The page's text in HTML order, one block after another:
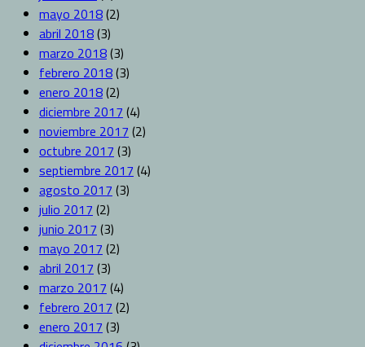
mayo 2018(2)
abril 2018(3)
marzo 2018(3)
febrero 2018(3)
enero 2018(2)
diciembre 2017 (4)
noviembre 2017 (2)
octubre 2017 (3)
septiembre 2017 (4)
agosto 2017 (3)
julio 2017 (2)
junio 2017 (3)
mayo 2017 (2)
abril 2017 (3)
marzo 2017 (4)
febrero 2017 (2)
enero 2017 (3)